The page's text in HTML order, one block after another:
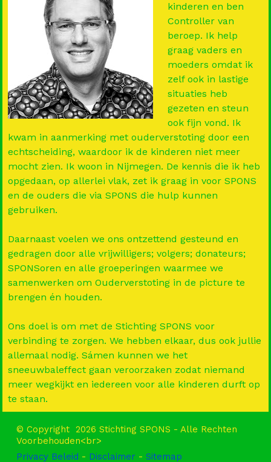
kinderen en ben
Controller van
beroep. Ik help
graag vaders en
moeders omdat ik
zelf ook in lastige
situaties heb
gezeten en steun
ook fijn vond. Ik
kwam in aanmerking met ouderverstoting door een
echtscheiding, waardoor ik de kinderen niet meer
mocht zien. Ik woon in Nijmegen. De kennis die ik heb
opgedaan, op allerlei vlak, zet ik graag in voor SPONS
en de ouders die via SPONS die hulp kunnen
gebruiken.
Daarnaast voelen we ons ontzettend gesteund en
gedragen door alle vrijwilligers; volgers; donateurs;
SPONSoren en alle groeperingen waarmee we
samenwerken om Ouderverstoting in de picture te
brengen én houden.
Ons doel is om met de Stichting SPONS voor
verbinding te zorgen. We hebben elkaar, dus ook jullie
allemaal nodig. Sámen kunnen we het
sneeuwbaleffect gaan veroorzaken zodat niemand
meer wegkijkt en iedereen voor alle kinderen durft op
te staan.
© Copyright 2026 Stichting SPONS - Alle Rechten
Voorbehouden<br>
Privacy Beleid - Disclaimer - Sitemap